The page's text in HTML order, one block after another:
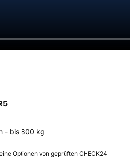
- bis 800 kg
Optionen von geprüften CHECK24